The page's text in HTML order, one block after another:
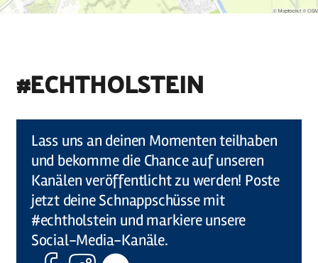
#ECHTHOLSTEIN
Lass uns an deinen Momenten teilhaben
und bekomme die Chance auf unseren
Kanälen veröffentlicht zu werden! Poste
jetzt deine Schnappschüsse mit
#echtholstein und markiere unsere
Social-Media-Kanäle.